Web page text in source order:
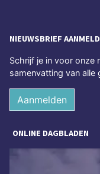
NIEUWSBRIEF
Schrijf je in voor onze
samenvatting van alle
Aanmelden
ONLINE DAGBLADEN